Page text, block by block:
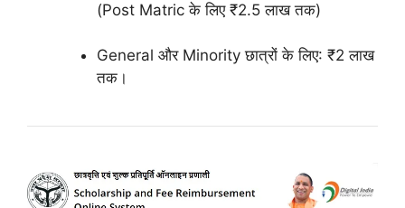
(Post Matric के लिए ₹2.5 लाख तक)
General और Minority छात्रों के लिए: ₹2 लाख
तक।